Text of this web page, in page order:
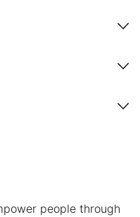
people through